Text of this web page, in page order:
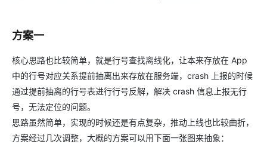
方案一
核心思路也比较简单，就是行号查找离线化，让本来存放在 App
中的行号对应关系提前抽离出来存放在服务端，crash 上报的时候
通过提前抽离的行号表进行行号反解，解决 crash 信息上报无行
号，无法定位的问题。
思路虽然简单，实现的时候还是有点复杂，推动上线也比较曲折，
方案经过几次调整，大概的方案可以用下面一张图来抽象：